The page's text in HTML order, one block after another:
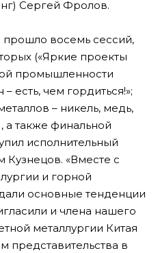
Сергей Фролов.
восемь сессий,
(«Яркие проекты
промышленности
есть, чем гордиться!»;
– никель, медь,
а также финальной
исполнительный
«Вместе с
и горной
основные тенденции
и члена нашего
металлургии Китая
представительства в